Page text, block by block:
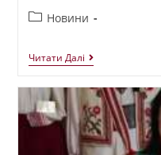
Новини
Читати Далі